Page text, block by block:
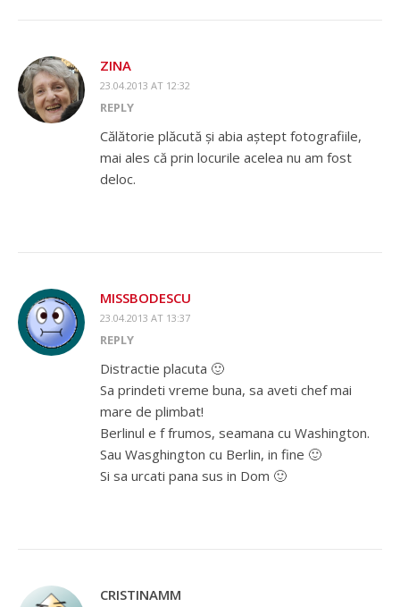
ZINA
23.04.2013 AT 12:32
REPLY
Călătorie plăcută și abia aștept fotografiile,
mai ales că prin locurile acelea nu am fost
deloc.
MISSBODESCU
23.04.2013 AT 13:37
REPLY
Distractie placuta 🙂
Sa prindeti vreme buna, sa aveti chef mai
mare de plimbat!
Berlinul e f frumos, seamana cu Washington.
Sau Wasghington cu Berlin, in fine 🙂
Si sa urcati pana sus in Dom 🙂
CRISTINAMM